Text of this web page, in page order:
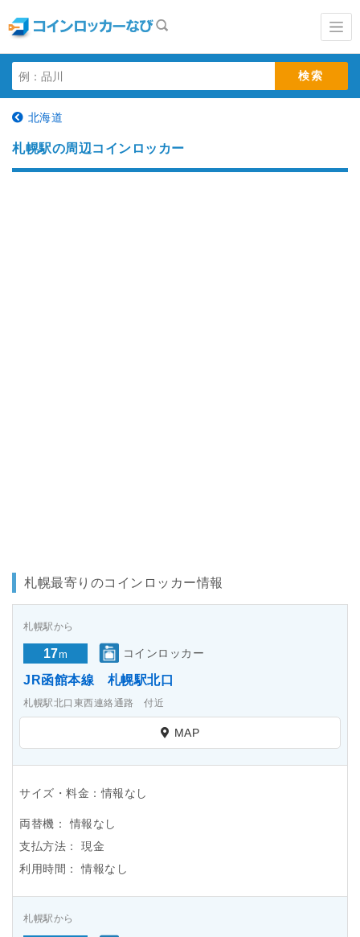
北海道
札幌駅の周辺コインロッカー
札幌最寄りのコインロッカー情報
札幌駅から
17m コインロッカー
JR函館本線 札幌駅北口
札幌駅北口東西連絡通路 付近
MAP
サイズ・料金：情報なし
両替機：
情報なし
支払方法：
現金
利用時間：
情報なし
札幌駅から